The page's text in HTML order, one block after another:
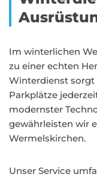
Im winterlichen
zu einer echten
Winterdienst sorgt
Parkplätze
modernster
gewährleisten wir
Wermelskirchen.
Unser Service